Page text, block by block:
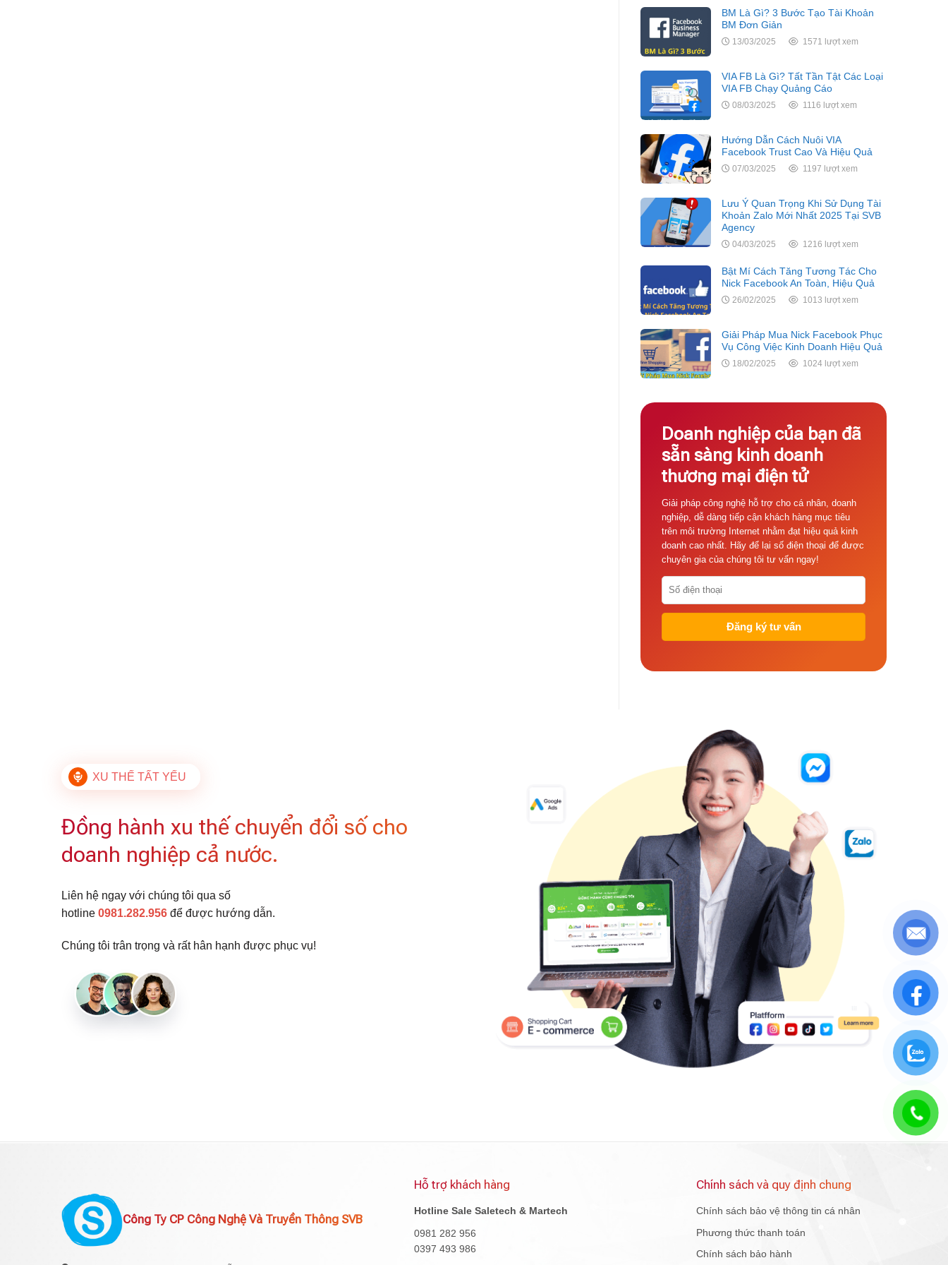
BM Là Gì? 3 Bước Tạo Tài Khoản
BM Đơn Giản
13/03/2025 1571 lượt xem
VIA FB Là Gì? Tất Tần Tật Các Loại
VIA FB Chạy Quảng Cáo
08/03/2025 1116 lượt xem
Hướng Dẫn Cách Nuôi VIA
Facebook Trust Cao Và Hiệu Quả
07/03/2025 1197 lượt xem
Lưu Ý Quan Trọng Khi Sử Dụng Tài
Khoản Zalo Mới Nhất 2025 Tại SVB
Agency
04/03/2025 1216 lượt xem
Bật Mí Cách Tăng Tương Tác Cho
Nick Facebook An Toàn, Hiệu Quả
26/02/2025 1013 lượt xem
Giải Pháp Mua Nick Facebook Phục
Vụ Công Việc Kinh Doanh Hiệu Quả
18/02/2025 1024 lượt xem
Doanh nghiệp của bạn đã
sẵn sàng kinh doanh
thương mại điện tử
Giải pháp công nghệ hỗ trợ cho cá nhân, doanh
nghiệp, dễ dàng tiếp cận khách hàng mục tiêu
trên môi trường Internet nhằm đạt hiệu quả kinh
doanh cao nhất. Hãy để lại số điện thoại để được
chuyên gia của chúng tôi tư vấn ngay!
XU THẾ TẤT YẾU
Đồng hành xu thế chuyển đổi số cho
doanh nghiệp cả nước.
Liên hệ ngay với chúng tôi qua số
hotline 0981.282.956 để được hướng dẫn.
Chúng tôi trân trọng và rất hân hạnh được phục vụ!
Công Ty CP Công Nghệ Và Truyền Thông SVB
Hỗ trợ khách hàng
Hotline Sale Saletech & Martech
0981 282 956
0397 493 986
Chính sách và quy định chung
Chính sách bảo vệ thông tin cá nhân
Phương thức thanh toán
Chính sách bảo hành